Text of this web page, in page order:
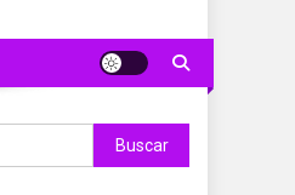
Buscar: